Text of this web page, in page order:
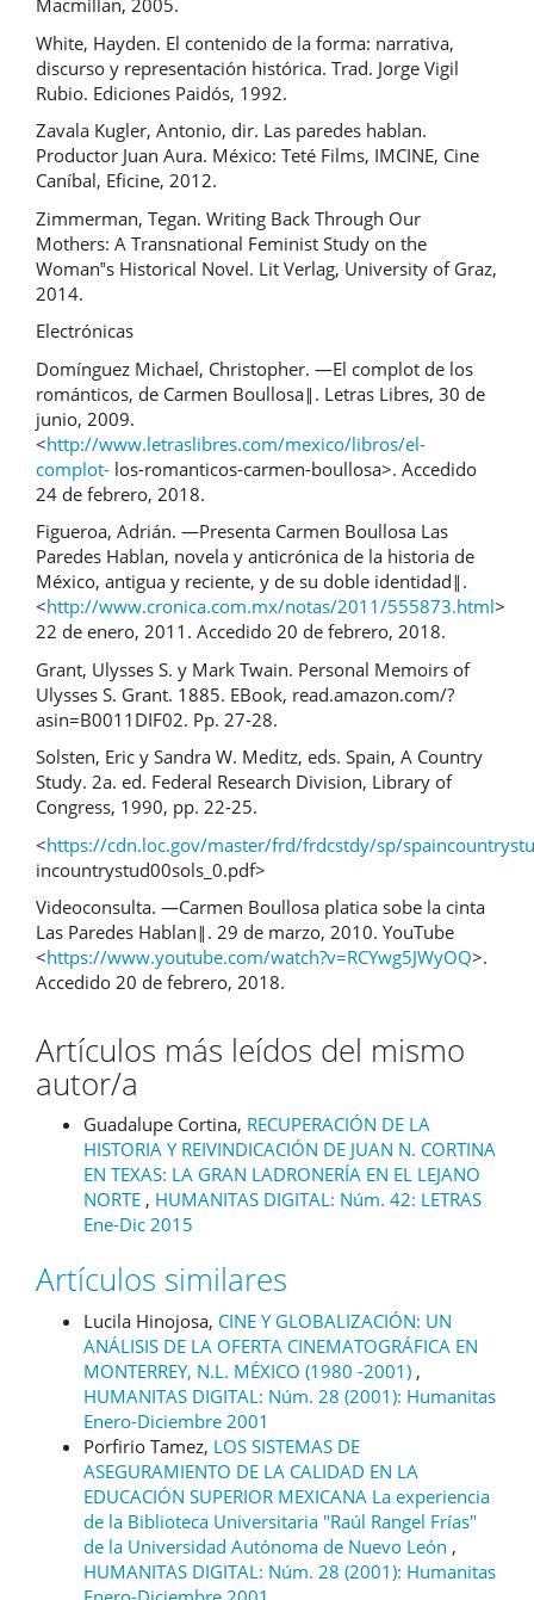
Macmillan, 2005.
White, Hayden. El contenido de la forma: narrativa,
discurso y representación histórica. Trad. Jorge Vigil
Rubio. Ediciones Paidós, 1992.
Zavala Kugler, Antonio, dir. Las paredes hablan.
Productor Juan Aura. México: Teté Films, IMCINE, Cine
Caníbal, Eficine, 2012.
Zimmerman, Tegan. Writing Back Through Our
Mothers: A Transnational Feminist Study on the
Woman‟s Historical Novel. Lit Verlag, University of Graz,
2014.
Electrónicas
Domínguez Michael, Christopher. ―El complot de los
románticos, de Carmen Boullosa‖. Letras Libres, 30 de
junio, 2009.
<http://www.letraslibres.com/mexico/libros/el-
complot- los-romanticos-carmen-boullosa>. Accedido
24 de febrero, 2018.
Figueroa, Adrián. ―Presenta Carmen Boullosa Las
Paredes Hablan, novela y anticrónica de la historia de
México, antigua y reciente, y de su doble identidad‖.
<http://www.cronica.com.mx/notas/2011/555873.html>
22 de enero, 2011. Accedido 20 de febrero, 2018.
Grant, Ulysses S. y Mark Twain. Personal Memoirs of
Ulysses S. Grant. 1885. EBook, read.amazon.com/?
asin=B0011DIF02. Pp. 27-28.
Solsten, Eric y Sandra W. Meditz, eds. Spain, A Country
Study. 2a. ed. Federal Research Division, Library of
Congress, 1990, pp. 22-25.
<https://cdn.loc.gov/master/frd/frdcstdy/sp/
incountrystud00sols_0.pdf>
Videoconsulta. ―Carmen Boullosa platica sobe la cinta
Las Paredes Hablan‖. 29 de marzo, 2010. YouTube
<https://www.youtube.com/watch?v=RCYwg5JWyOQ>.
Accedido 20 de febrero, 2018.
Artículos más leídos del mismo
autor/a
Guadalupe Cortina, RECUPERACIÓN DE LA
HISTORIA Y REIVINDICACIÓN DE JUAN N. CORTINA
EN TEXAS: LA GRAN LADRONERÍA EN EL LEJANO
NORTE , HUMANITAS DIGITAL: Núm. 42: LETRAS
Ene-Dic 2015
Artículos similares
Lucila Hinojosa, CINE Y GLOBALIZACIÓN: UN
ANÁLISIS DE LA OFERTA CINEMATOGRÁFICA EN
MONTERREY, N.L. MÉXICO (1980 -2001) ,
HUMANITAS DIGITAL: Núm. 28 (2001): Humanitas
Enero-Diciembre 2001
Porfirio Tamez, LOS SISTEMAS DE
ASEGURAMIENTO DE LA CALIDAD EN LA
EDUCACIÓN SUPERIOR MEXICANA La experiencia
de la Biblioteca Universitaria "Raúl Rangel Frías"
de la Universidad Autónoma de Nuevo León ,
HUMANITAS DIGITAL: Núm. 28 (2001): Humanitas